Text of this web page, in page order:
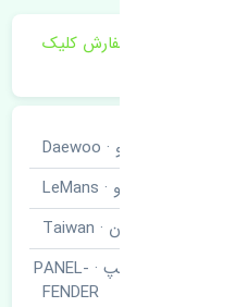
به روز روی ثبت سفارش کلیک
دوو · Daewoo
سیلو · LeMans
تایوان · Taiwan
گلگیر جلو چپ · PANEL-
FENDER